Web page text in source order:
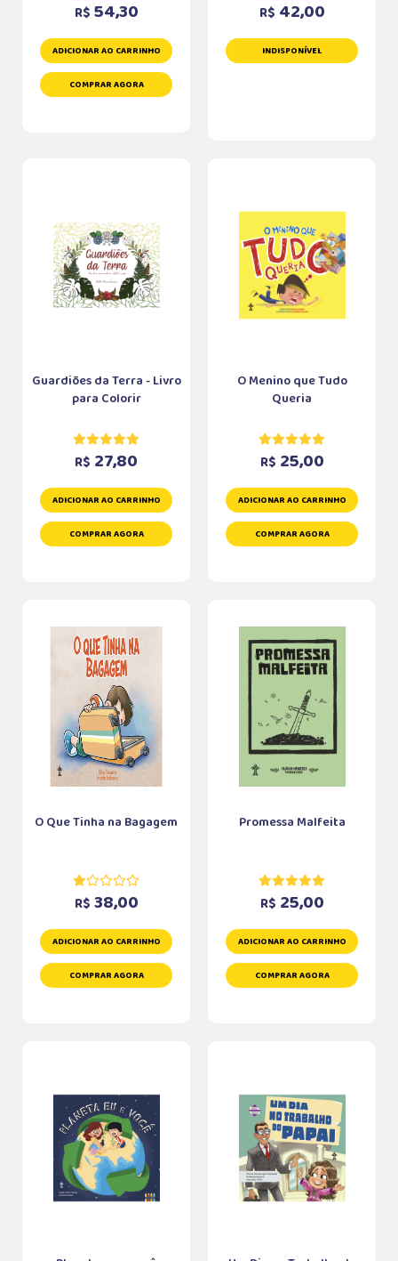
R$ 54,30
ADICIONAR AO CARRINHO
COMPRAR AGORA
R$ 42,00
INDISPONÍVEL
Guardiões da Terra - Livro
para Colorir
R$ 27,80
ADICIONAR AO CARRINHO
COMPRAR AGORA
O Menino que Tudo
Queria
R$ 25,00
ADICIONAR AO CARRINHO
COMPRAR AGORA
O Que Tinha na Bagagem
R$ 38,00
ADICIONAR AO CARRINHO
COMPRAR AGORA
Promessa Malfeita
R$ 25,00
ADICIONAR AO CARRINHO
COMPRAR AGORA